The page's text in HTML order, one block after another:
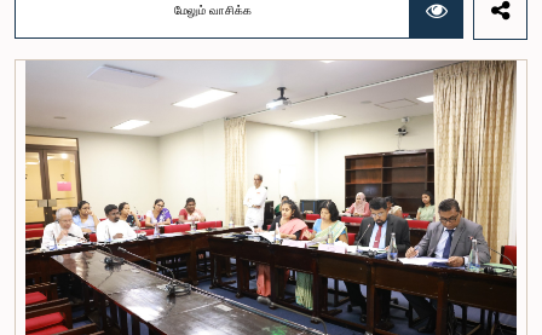
குடியரசின் அரசியலமைப்பின் 153(2) ஆம் உறுப்புரையின் பிரகாரம், கணக்காய்வாளர் நாயகத்தின்
சம்பளம் தொடர்பான பிரேரணை குழுவின் கவனத்திற்கு கொண்டு வரப்பட்டது.இதன்போது,
கணக்காய்வாளர் நாயகத்தின் பொறுப்புகள், அரச நிதி மேற்பார்வை மற்றும் கணக்காய்வுத் துறையின்
சுயாதீனத் தன்மை உள்ளிட்ட விடயங்களை கருத்தில் கொண்டு, சம்பள மட்டம் தொடர்பாக குழுத்
தலைவர் உள்ளிட்ட உறுப்பினர்கள் தமது கருத்துகளையும் பரிந்துரைகளையும் முன்வைத்தனர்.மேலும்,
அரசியலமைப்பின் 170 ஆம் உறுப்புரையின் பிரகாரம், கணக்காய்வாளர் நாயகம் ஒரு அரசாங்க ஊழியர்
அல்ல என்பதையும், நடைமுறையில் உள்ள அரசாங்க சம்பள அளவுகோலுக்கு வெளியே இப்பதவிக்கான
சம்பளத்தை விசேடமாக பரிசீலிக்க முடியும் என்பதையும் குழு சுட்டிக்காட்டியது.முன்மொழியப்பட்ட சம்பளத்
தொகை, முன்னர் பதவி வகித்த கணக்காய்வாளர் நாயகங்களின் சம்பளங்களையும் கருத்தில் கொண்டு
நிர்ணயிக்கப்பட்டதாக அதிகாரிகள் தெரிவித்தனர். இதற்கு முன்னர், சம்பளங்கள் மற்றும் பணியாளர்
ஆணைக்குழுவே இத்தகைய சம்பளங்களை நிர்ணயித்து வந்த போதிலும், தற்போது அத்தகைய
ஆணைக்குழு இல்லையெனவும் அதிகாரிகள் குறிப்பிட்டனர்.கணக்காய்வாளர் நாயகத்திற்கான
முன்மொழியப்பட்ட சம்பள மட்டத்தை குழு அங்கீகரித்திருந்தாலும், அப்பதவிக்கு வழங்கப்பட்டுள்ள
பொறுப்புகள் மற்றும் கடமைகளின் முக்கியத்துவத்தை கருத்தில் கொண்டு, அந்தச் சம்பளம் மேலும்
உயர்ந்த மட்டத்தில் இருக்க வேண்டும் என்ற கருத்தை குழுத் தலைவர் உள்ளிட்ட உறுப்பினர்கள்
மேலும் வாசிக்க